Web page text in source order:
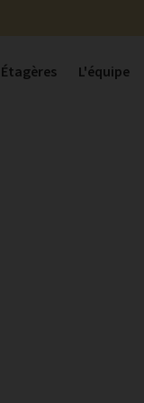
Étagères L'équipe